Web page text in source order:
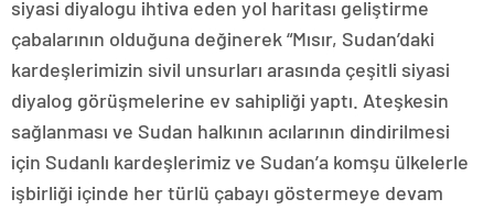
siyasi diyalogu ihtiva eden yol haritası geliştirme
çabalarının olduğuna değinerek “Mısır, Sudan’daki
kardeşlerimizin sivil unsurları arasında çeşitli siyasi
diyalog görüşmelerine ev sahipliği yaptı. Ateşkesin
sağlanması ve Sudan halkının acılarının dindirilmesi
için Sudanlı kardeşlerimiz ve Sudan’a komşu ülkelerle
işbirliği içinde her türlü çabayı göstermeye devam